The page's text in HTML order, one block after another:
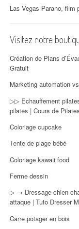
Las Vegas Parano, film
Visitez notre
Création de Plans
Gratuit
Marketing automation
▷▷ Echauffement
pilates | Cours de
Coloriage cupcake
Tente de plage bébé
Coloriage kawaii food
Ferme dessin
▷ → Dressage chien
attaque | Tuto Dresser
Carre potager en bois